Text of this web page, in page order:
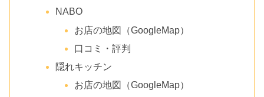
NABO
お店の地図（GoogleMap）
口コミ・評判
隠れキッチン
お店の地図（GoogleMap）